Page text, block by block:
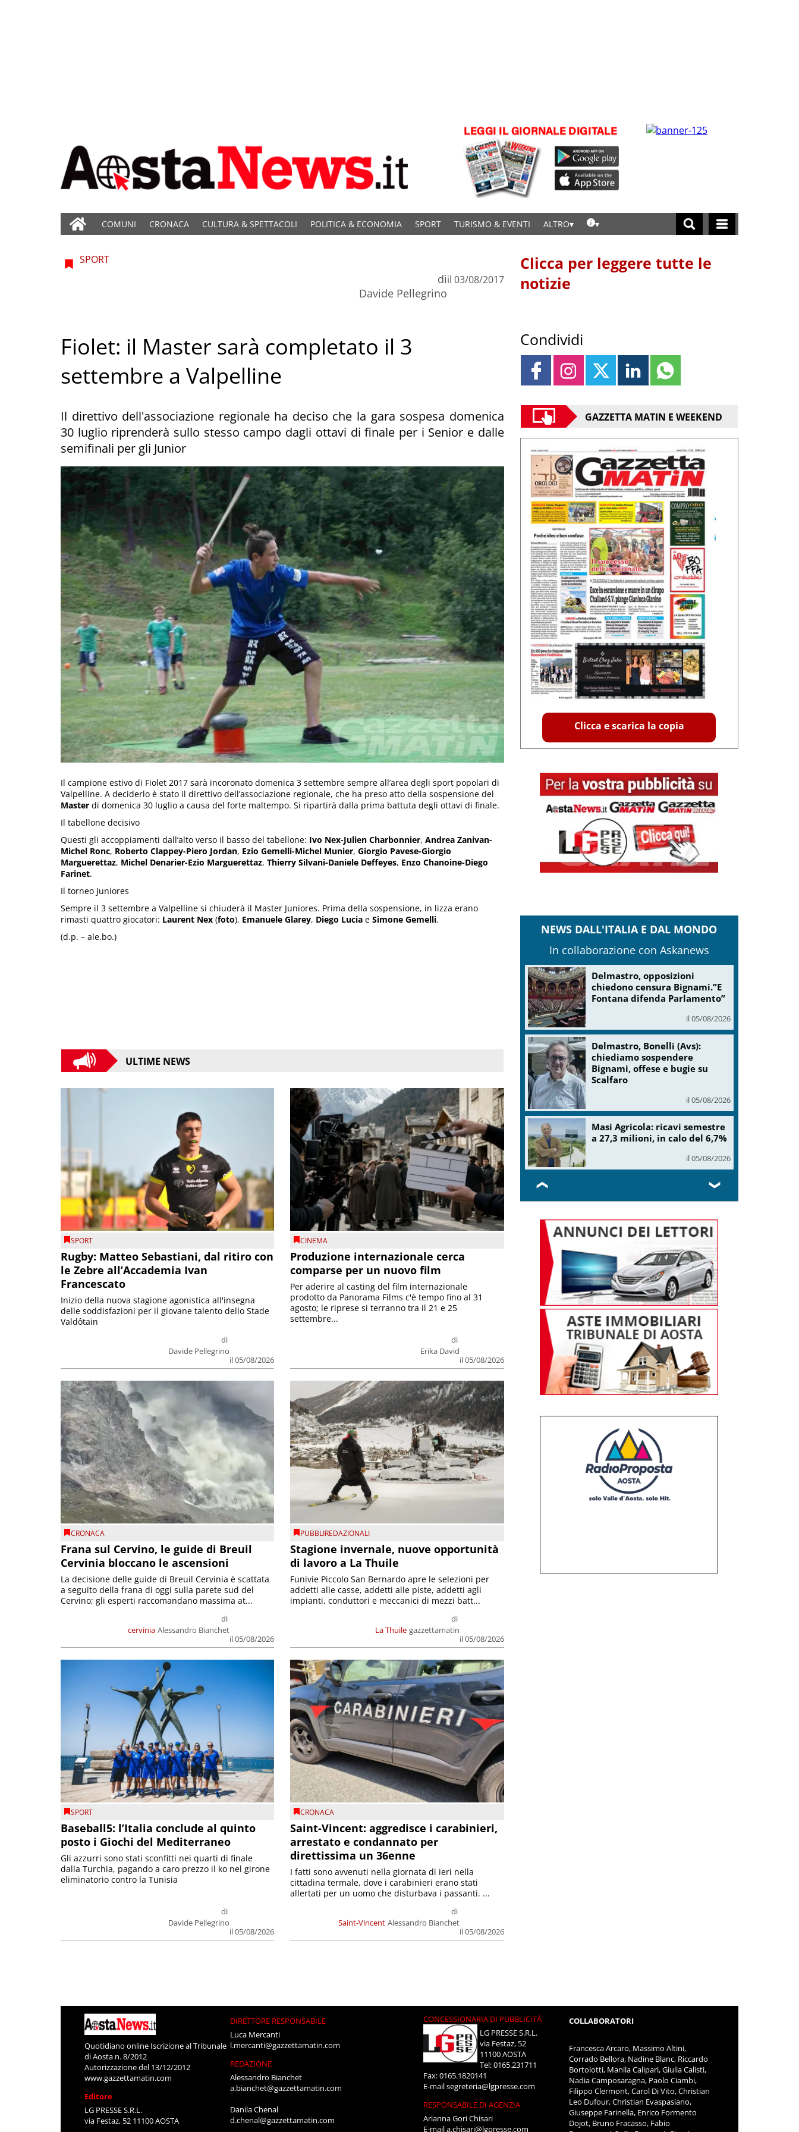
COMUNI CRONACA CULTURA & SPETTACOLI POLITICA & ECONOMIA SPORT TURISMO & EVENTI ALTRO
SPORT
di
Davide Pellegrino
il 03/08/2017
Fiolet: il Master sarà completato il 3
settembre a Valpelline
Il direttivo dell'associazione regionale ha deciso che la gara sospesa domenica
30 luglio riprenderà sullo stesso campo dagli ottavi di finale per i Senior e dalle
semifinali per gli Junior
Il campione estivo di Fiolet 2017 sarà incoronato domenica 3 settembre sempre all’area degli sport popolari di
Valpelline. A deciderlo è stato il direttivo dell’associazione regionale, che ha preso atto della sospensione del
Master di domenica 30 luglio a causa del forte maltempo. Si ripartirà dalla prima battuta degli ottavi di finale.
Il tabellone decisivo
Questi gli accoppiamenti dall’alto verso il basso del tabellone: Ivo Nex-Julien Charbonnier, Andrea Zanivan-
Michel Ronc, Roberto Clappey-Piero Jordan, Ezio Gemelli-Michel Munier, Giorgio Pavese-Giorgio
Marguerettaz, Michel Denarier-Ezio Marguerettaz, Thierry Silvani-Daniele Deffeyes, Enzo Chanoine-Diego
Farinet.
Il torneo Juniores
Sempre il 3 settembre a Valpelline si chiuderà il Master Juniores. Prima della sospensione, in lizza erano
rimasti quattro giocatori: Laurent Nex (foto), Emanuele Glarey, Diego Lucia e Simone Gemelli.
(d.p. – ale.bo.)
ULTIME NEWS
SPORT
Rugby: Matteo Sebastiani, dal ritiro con
le Zebre all’Accademia Ivan
Francescato
di
Davide Pellegrino
il 05/08/2026
Inizio della nuova stagione agonistica all'insegna
delle soddisfazioni per il giovane talento dello Stade
Valdôtain
CINEMA
Produzione internazionale cerca
comparse per un nuovo film
di
Erika David
il 05/08/2026
Per aderire al casting del film internazionale
prodotto da Panorama Films c'è tempo fino al 31
agosto; le riprese si terranno tra il 21 e 25
settembre...
CRONACA
Frana sul Cervino, le guide di Breuil
Cervinia bloccano le ascensioni
cervinia
di
Alessandro Bianchet
il 05/08/2026
La decisione delle guide di Breuil Cervinia è scattata
a seguito della frana di oggi sulla parete sud del
Cervino; gli esperti raccomandano massima at...
PUBBLIREDAZIONALI
Stagione invernale, nuove opportunità
di lavoro a La Thuile
La Thuile
di
gazzettamatin
il 05/08/2026
Funivie Piccolo San Bernardo apre le selezioni per
addetti alle casse, addetti alle piste, addetti agli
impianti, conduttori e meccanici di mezzi batt...
SPORT
Baseball5: l’Italia conclude al quinto
posto i Giochi del Mediterraneo
di
Davide Pellegrino
il 05/08/2026
Gli azzurri sono stati sconfitti nei quarti di finale
dalla Turchia, pagando a caro prezzo il ko nel girone
eliminatorio contro la Tunisia
CRONACA
Saint-Vincent: aggredisce i carabinieri,
arrestato e condannato per
direttissima un 36enne
Saint-Vincent
di
Alessandro Bianchet
il 05/08/2026
I fatti sono avvenuti nella giornata di ieri nella
cittadina termale, dove i carabinieri erano stati
allertati per un uomo che disturbava i passanti. ...
Clicca per leggere tutte le
notizie
Condividi
GAZZETTA MATIN E WEEKEND
Clicca e scarica la copia
NEWS DALL'ITALIA E DAL MONDO
In collaborazione con Askanews
Delmastro, opposizioni
chiedono censura Bignami.”E
Fontana difenda Parlamento”
il 05/08/2026
Delmastro, Bonelli (Avs):
chiediamo sospendere
Bignami, offese e bugie su
Scalfaro
il 05/08/2026
Masi Agricola: ricavi semestre
a 27,3 milioni, in calo del 6,7%
il 05/08/2026
❮ ❯
Quotidiano online Iscrizione al Tribunale
di Aosta n. 8/2012
Autorizzazione del 13/12/2012
www.gazzettamatin.com
Editore
LG PRESSE S.R.L.
via Festaz, 52 11100 AOSTA
DIRETTORE RESPONSABILE
Luca Mercanti
l.mercanti@gazzettamatin.com
REDAZIONE
Alessandro Bianchet
a.bianchet@gazzettamatin.com
Danila Chenal
d.chenal@gazzettamatin.com
CONCESSIONARIA DI PUBBLICITÀ
LG PRESSE S.R.L.
via Festaz, 52
11100 AOSTA
Tel: 0165.231711
Fax: 0165.1820141
E-mailsegreteria@lgpresse.com
RESPONSABILE DI AGENZIA
Arianna Gori Chisari
E-maila.chisari@lgpresse.com
COLLABORATORI
Francesca Arcaro, Massimo Altini,
Corrado Bellora, Nadine Blanc, Riccardo
Bortolotti, Manila Calipari, Giulia Calisti,
Nadia Camposaragna, Paolo Ciambi,
Filippo Clermont, Carol Di Vito, Christian
Leo Dufour, Christian Evaspasiano,
Giuseppe Farinella, Enrico Formento
Dojot, Bruno Fracasso, Fabio